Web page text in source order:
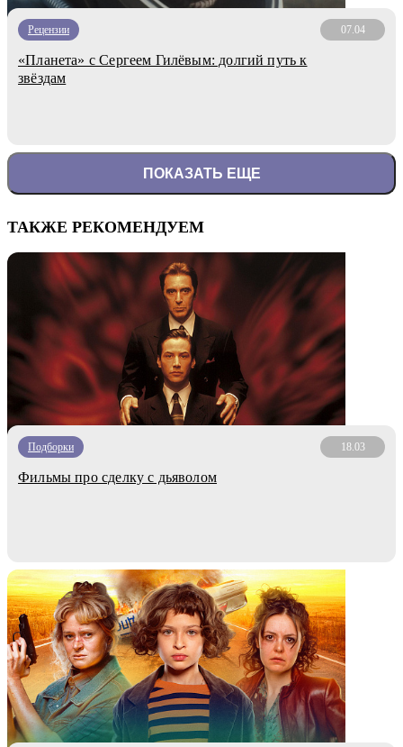
Рецензии 07.04
«Планета» с Сергеем Гилёвым: долгий путь к
звёздам
ПОКАЗАТЬ ЕЩЕ
ТАКЖЕ РЕКОМЕНДУЕМ
Подборки 18.03
Фильмы про сделку с дьяволом